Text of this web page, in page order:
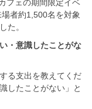
フェの期間限定イベ
者約1,500名を対象
た。
・意識したことがな
る支出を教えてくだ
したことがない」と